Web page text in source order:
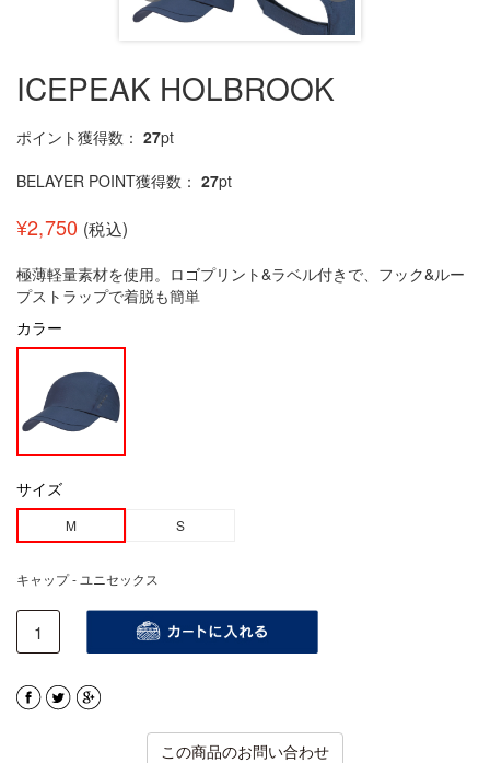
ICEPEAK HOLBROOK
ポイント獲得数： 27pt
BELAYER POINT獲得数： 27pt
¥2,750 (税込)
極薄軽量素材を使用。ロゴプリント&ラベル付きで、フック&ルー
プストラップで着脱も簡単
カラー
サイズ
M S
キャップ - ユニセックス
この商品のお問い合わせ